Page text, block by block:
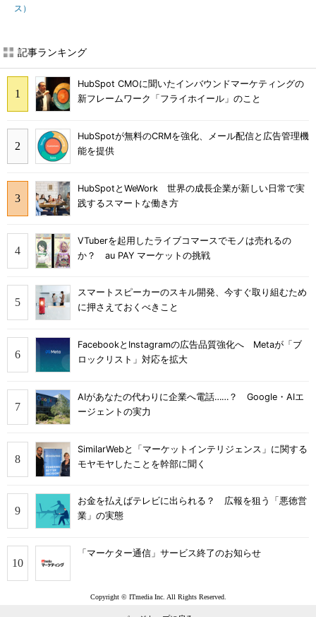
ス）
記事ランキング
HubSpot CMOに聞いたインバウンドマーケティングの
新フレームワーク「フライホイール」のこと
HubSpotが無料のCRMを強化、メール配信と広告管理機
能を提供
HubSpotとWeWork 世界の成長企業が新しい日常で実
践するスマートな働き方
VTuberを起用したライブコマースでモノは売れるの
か？ au PAY マーケットの挑戦
スマートスピーカーのスキル開発、今すぐ取り組むため
に押さえておくべきこと
FacebookとInstagramの広告品質強化へ Metaが「ブ
ロックリスト」対応を拡大
AIがあなたの代わりに企業へ電話……？ Google・AIエ
ージェントの実力
SimilarWebと「マーケットインテリジェンス」に関する
モヤモヤしたことを幹部に聞く
お金を払えばテレビに出られる？ 広報を狙う「悪徳営
業」の実態
「マーケター通信」サービス終了のお知らせ
Copyright © ITmedia Inc. All Rights Reserved.